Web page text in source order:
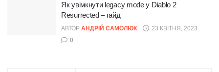
Як увімкнути legacy mode у Diablo 2
Resurrected – гайд
АВТОР АНДРІЙ САМОЛЮК
23 КВІТНЯ, 2023
0